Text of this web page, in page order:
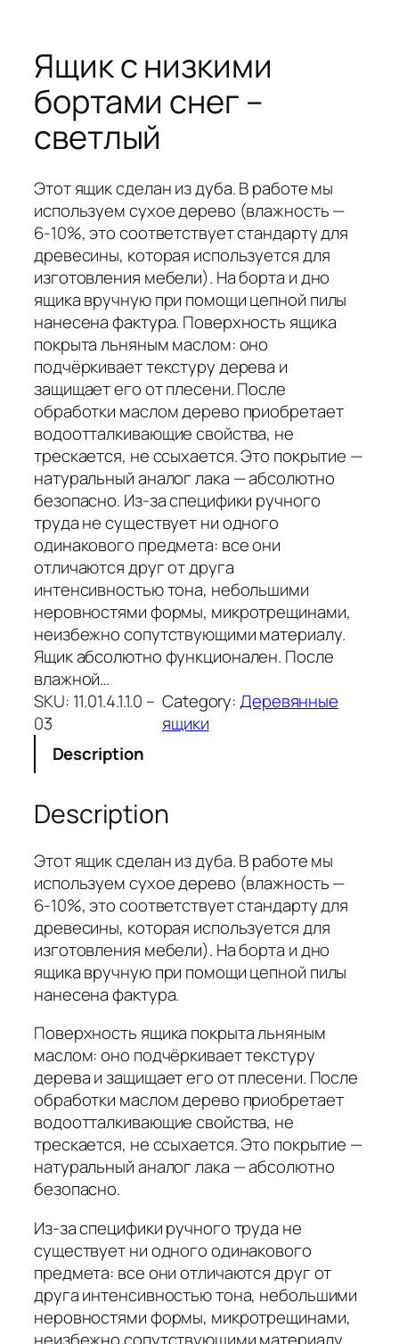
Ящик с низкими
бортами снег –
светлый
Этот ящик сделан из дуба. В работе мы
используем сухое дерево (влажность —
6-10%, это соответствует стандарту для
древесины, которая используется для
изготовления мебели). На борта и дно
ящика вручную при помощи цепной пилы
нанесена фактура. Поверхность ящика
покрыта льняным маслом: оно
подчёркивает текстуру дерева и
защищает его от плесени. После
обработки маслом дерево приобретает
водоотталкивающие свойства, не
трескается, не ссыхается. Это покрытие —
натуральный аналог лака — абсолютно
безопасно. Из-за специфики ручного
труда не существует ни одного
одинакового предмета: все они
отличаются друг от друга
интенсивностью тона, небольшими
неровностями формы, микротрещинами,
неизбежно сопутствующими материалу.
Ящик абсолютно функционален. После
влажной…
SKU: 11.01.4.1.1.0 –
03
Category:Деревянные
ящики
Description
Description
Этот ящик сделан из дуба. В работе мы
используем сухое дерево (влажность —
6-10%, это соответствует стандарту для
древесины, которая используется для
изготовления мебели). На борта и дно
ящика вручную при помощи цепной пилы
нанесена фактура.
Поверхность ящика покрыта льняным
маслом: оно подчёркивает текстуру
дерева и защищает его от плесени. После
обработки маслом дерево приобретает
водоотталкивающие свойства, не
трескается, не ссыхается. Это покрытие —
натуральный аналог лака — абсолютно
безопасно.
Из-за специфики ручного труда не
существует ни одного одинакового
предмета: все они отличаются друг от
друга интенсивностью тона, небольшими
неровностями формы, микротрещинами,
неизбежно сопутствующими материалу.